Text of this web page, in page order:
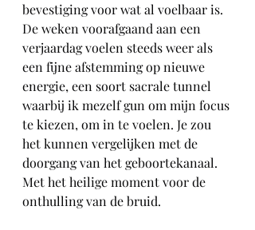
bevestiging voor wat al voelbaar is.
De weken voorafgaand aan een
verjaardag voelen steeds weer als
een fijne afstemming op nieuwe
energie, een soort sacrale tunnel
waarbij ik mezelf gun om mijn focus
te kiezen, om in te voelen. Je zou
het kunnen vergelijken met de
doorgang van het geboortekanaal.
Met het heilige moment voor de
onthulling van de bruid.